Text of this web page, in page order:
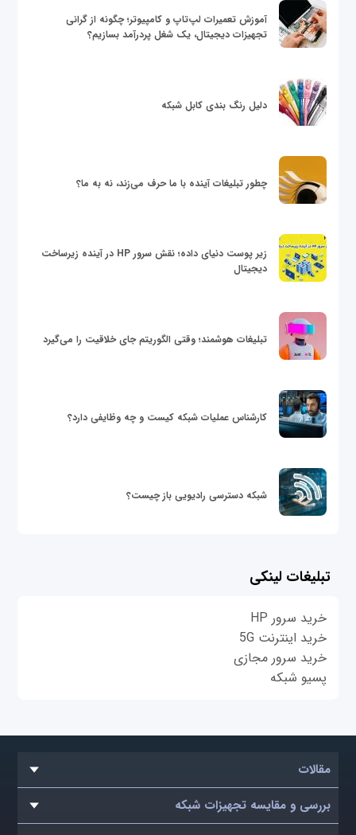
آموزش تعمیرات لپ‌تاپ و کامپیوتر؛ چگونه از گرانی
تجهیزات دیجیتال، یک شغل پردرآمد بسازیم؟
دلیل رنگ بندی کابل شبکه
چطور تبلیغات آینده با ما حرف می‌زند، نه به ما؟
زیر پوست دنیای داده؛ نقش سرور HP در آینده زیرساخت
دیجیتال
تبلیغات هوشمند؛ وقتی الگوریتم جای خلاقیت را می‌گیرد
کارشناس عملیات شبکه کیست و چه وظایفی دارد؟
شبکه دسترسی رادیویی باز چیست؟
تبلیغات لینکی
خرید سرور HP
خرید اینترنت 5G
خرید سرور مجازی
پسیو شبکه
مقالات
بررسی و مقایسه تجهیزات شبکه